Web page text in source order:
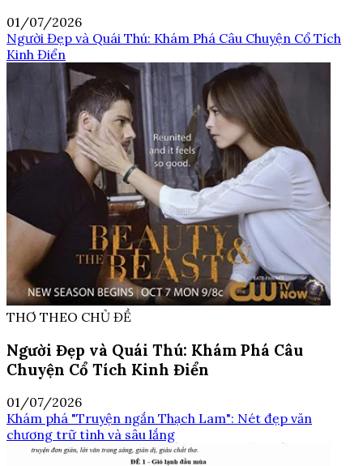
01/07/2026
Người Đẹp và Quái Thú: Khám Phá Câu Chuyện Cổ Tích
Kinh Điển
THƠ THEO CHỦ ĐỀ
Người Đẹp và Quái Thú: Khám Phá Câu
Chuyện Cổ Tích Kinh Điển
01/07/2026
Khám phá "Truyện ngắn Thạch Lam": Nét đẹp văn
chương trữ tình và sâu lắng